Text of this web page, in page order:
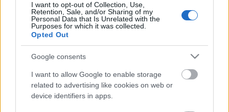
I want to opt-out of Collection, Use,
Retention, Sale, and/or Sharing of my
Personal Data that Is Unrelated with the
Purposes for which it was collected.
Opted Out
Google consents
I want to allow Google to enable storage
related to advertising like cookies on web or
device identifiers in apps.